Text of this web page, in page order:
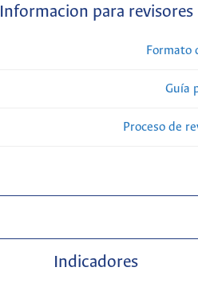
Informacion para revisores
Formato
Guía
Proceso de
Indicadores